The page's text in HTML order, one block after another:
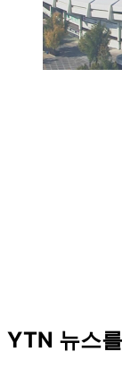
YTN 뉴스